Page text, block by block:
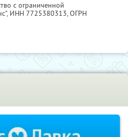
с ограниченной
ИНН 7725380313, ОГРН